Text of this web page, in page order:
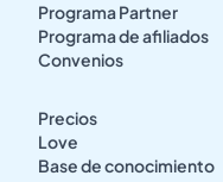
Programa Partner
Programa de afiliados
Convenios
Precios
Love
Base de conocimiento